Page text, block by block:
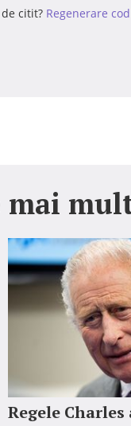
citit? Regenerare cod
mai
Regele